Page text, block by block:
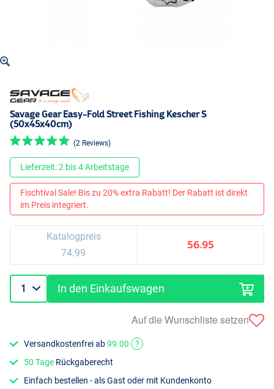
Savage Gear Easy-Fold Street Fishing Kescher S
(50x45x40cm)
(2 Reviews)
Lieferzeit: 2 bis 4 Arbeitstage
Fischtival Sale! Bis zu 20% extra Rabatt! Der Rabatt ist direkt
im Preis integriert.
Katalogpreis
74.99
56.95
In den Einkaufswagen
Auf die Wunschliste setzen
Versandkostenfrei ab99.00
?
50 Tage Rückgaberecht
Einfach bestellen - als Gast oder mit Kundenkonto